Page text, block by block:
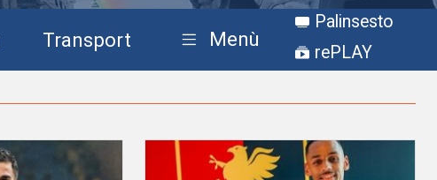
Transport Menù
Palinsesto
rePLAY